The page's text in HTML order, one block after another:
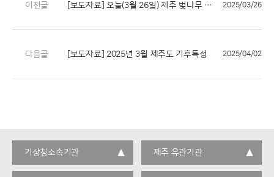
이전글 [보도자료] 오늘(3월 26일) 제주 벚나무 개화 2025/03/26
다음글 [보도자료] 2025년 3월 제주도 기후특성 2025/04/02
기상청소속기관 제주 유관기관